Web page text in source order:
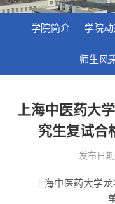
学院简介 学院
师生风
上海中医药大
究生复试合
发布日
上海中医药大学